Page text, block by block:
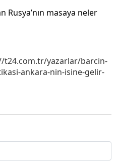
Rusya’nın masaya neler
t24.com.tr/yazarlar/barcin-
ankara-nin-isine-gelir-